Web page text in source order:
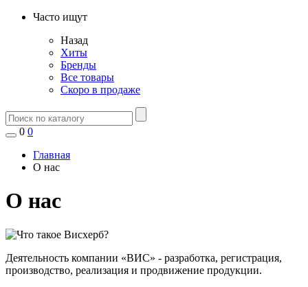
Часто ищут
Назад
Хиты
Бренды
Все товары
Скоро в продаже
0 0
Главная
О нас
О нас
Деятельность компании «ВИС» - разработка, регистрация,
производство, реализация и продвижение продукции.